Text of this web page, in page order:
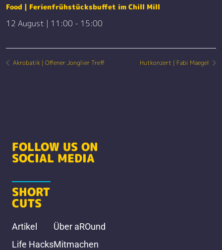
Food | Ferienfrühstücksbuffet im Chill Mill
12 August | 11:00 - 15:00
Akrobatik | Offener Jonglier Treff Hutkonzert | Fabi Maegel
FOLLOW US ON
SOCIAL MEDIA
SHORT
CUTS
Artikel
Life Hacks
Über aROund
Mitmachen